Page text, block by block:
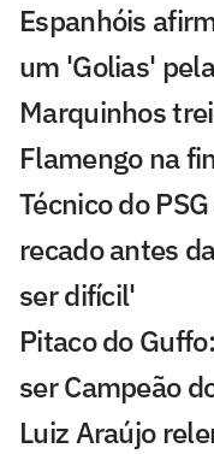
Espanhóis
um 'Golias'
Marquinhos
Flamengo na
Técnico do
recado antes
ser difícil'
Pitaco do
ser Campeão
Luiz Araújo